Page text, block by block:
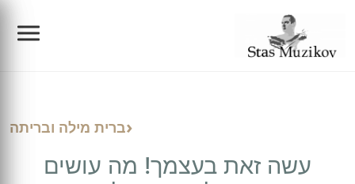
צילום בריתה
הפקות
צילום תדמית/פורטרטים/עסקי
ברית מילה ובריתה
עשה זאת בעצמך! מה עושים